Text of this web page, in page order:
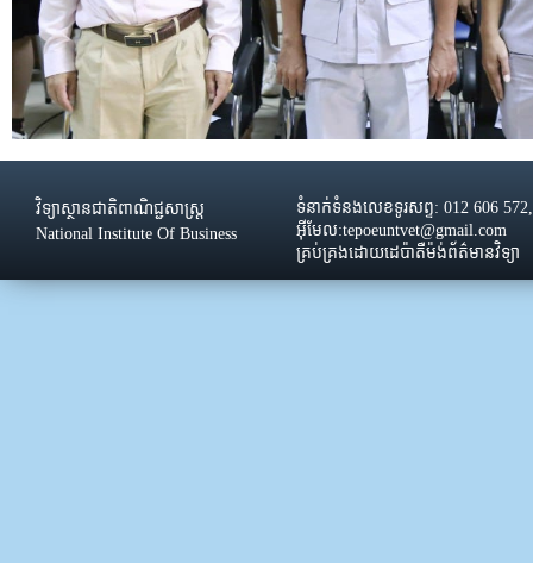
វិទ្យាស្ថានជាតិពាណិជ្ជសាស្រ្ដ
National Institute Of Business
ទំនាក់ទំនងលេខទូរសព្ទ: 012 606
អ៊ីមែល:tepoeuntvet@gmail.com
គ្រប់គ្រងដោយដេប៉ាតឺម៉ង់ព័ត៌មានវិទ្យា